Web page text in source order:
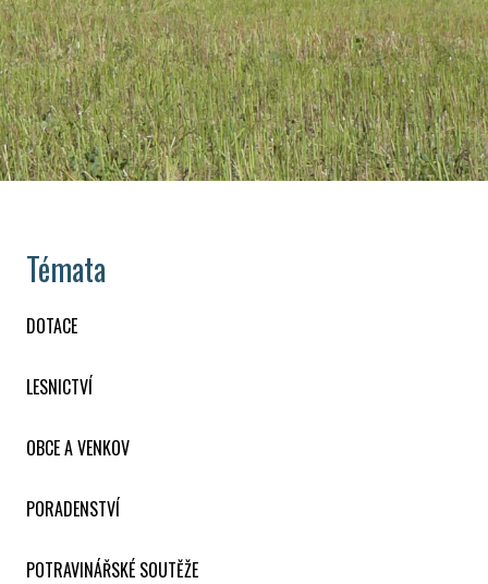
Témata
DOTACE
LESNICTVÍ
OBCE A VENKOV
PORADENSTVÍ
POTRAVINÁŘSKÉ SOUTĚŽE